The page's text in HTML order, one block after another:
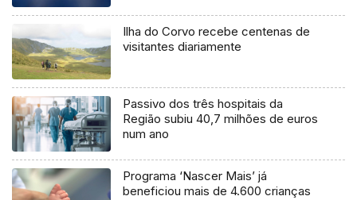
Ilha do Corvo recebe centenas de
visitantes diariamente
Passivo dos três hospitais da
Região subiu 40,7 milhões de euros
num ano
Programa ‘Nascer Mais’ já
beneficiou mais de 4.600 crianças